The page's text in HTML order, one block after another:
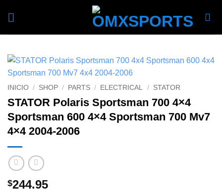
INICIO / SHOP / PARTS / ELECTRICAL / STATOR
STATOR Polaris Sportsman 700 4×4
Sportsman 600 4×4 Sportsman 700 Mv7
4×4 2004-2006
$244.95